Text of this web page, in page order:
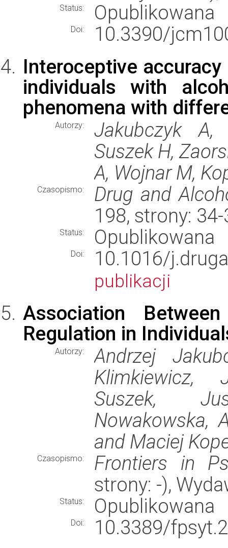
Status: Opublikowana
Doi:
10.3390/
Interoceptive
individuals with
phenomena with
Autorzy:
Jakubczyk A,
Suszek H,
A, Wojnar M,
Czasopismo:
Drug and
198, strony:
Status: Opublikowana
Doi: 10.1016/
publikacji
Association
Regulation in
Autorzy:
Andrzej
Klimkiewicz,
Suszek,
Nowakowska,
and Maciej
Czasopismo:
Frontiers in
strony: -),
Status: Opublikowana
Doi:
10.3389/